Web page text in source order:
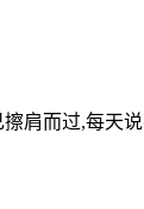
肩而过,每